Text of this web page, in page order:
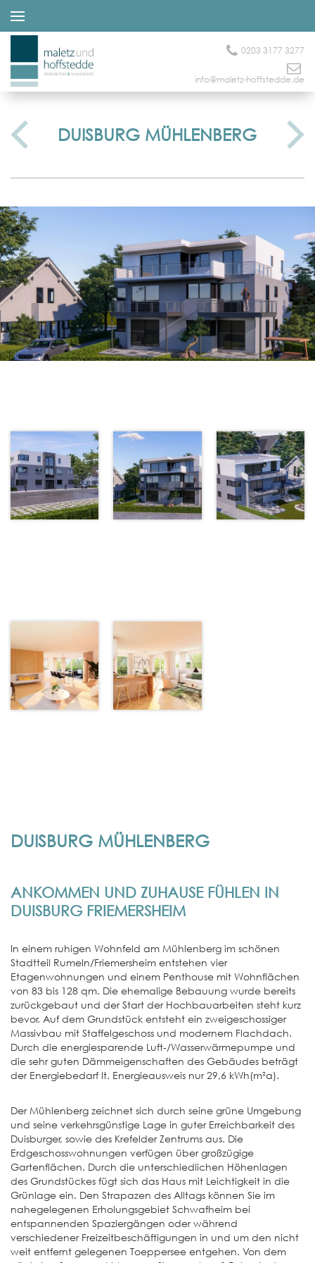
0203 3177 3277
info@maletz-hoffstedde.de
DUISBURG MÜHLENBERG
DUISBURG MÜHLENBERG
ANKOMMEN UND ZUHAUSE FÜHLEN IN
DUISBURG FRIEMERSHEIM
In einem ruhigen Wohnfeld am Mühlenberg im schönen
Stadtteil Rumeln/Friemersheim entstehen vier
Etagenwohnungen und einem Penthouse mit Wohnflächen
von 83 bis 128 qm. Die ehemalige Bebauung wurde bereits
zurückgebaut und der Start der Hochbauarbeiten steht kurz
bevor. Auf dem Grundstück entsteht ein zweigeschossiger
Massivbau mit Staffelgeschoss und modernem Flachdach.
Durch die energiesparende Luft-/Wasserwärmepumpe und
die sehr guten Dämmeigenschaften des Gebäudes beträgt
der Energiebedarf lt. Energieausweis nur 29,6 kWh(m²a).
Der Mühlenberg zeichnet sich durch seine grüne Umgebung
und seine verkehrsgünstige Lage in guter Erreichbarkeit des
Duisburger, sowie des Krefelder Zentrums aus. Die
Erdgeschosswohnungen verfügen über großzügige
Gartenflächen. Durch die unterschiedlichen Höhenlagen
des Grundstückes fügt sich das Haus mit Leichtigkeit in die
Grünlage ein. Den Strapazen des Alltags können Sie im
nahegelegenen Erholungsgebiet Schwafheim bei
entspannenden Spaziergängen oder während
verschiedener Freizeitbeschäftigungen in und um den nicht
weit entfernt gelegenen Toeppersee entgehen. Von dem